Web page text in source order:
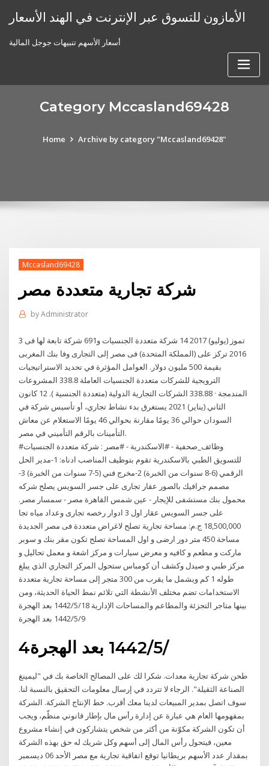
الأمازون للتسوق عبر الإنترنت في الهند الأسعار
أسعار الأسهم تنبيهات جوجل المالية
Category Mccasland69428
Home Archive by category "Mccasland69428"
Mccasland69428
شركة تجارية متعددة مصر
byAdministrator
3 تموز (يوليو) 2017 14 شركة متعددة الجنسيات و691 شركة تابعة لها فى
2016 تركز على (المملكة المتحدة) فى مصر إلى التجارى وفا بنك المغربى
بقيمة 500 مليون دولار. العوامل المؤثرة في تحديد الاستراتيجيات
الترويجية للشركات متعددة الجنسيات العاملة 338.8 المشروعات
المندمجة · 338.88 الشركات التجارية الدولية (متعددة الجنسية ). 12 كانون
الثاني (يناير) 2021 يستغرق بدء نشاط تجاري، أو تأسيس شركة في
السودان حوالي 36 يومًا مقارنة بحوالي 46 يومًا الاستعلام عن معاش
التأمينات بالرقم التأميني في مصر.
#وظائف_صحفية - #الاسكندرية - #مصر : شركة متعددة الجنسيات
للتسويق الطبي بالاسكندرية تقوم بتوظيف المناصب ادناه: 1-مدير الحل
الرقمي (6-8 سنوات من الخبرة) 2-مخرج فني (5-7 سنوات من الخبرة) 3-
مصمم جرافيك بالصور عقار تجارى على جسر السويس يصلح شركه
محمول بنك مستشفى للإيجار - عين شمس القاهرة مصر - سمسار مصر.
على جسر السويس عقار اول 3 ادوار رخصه تجارى وعداد مياه تجا
18,500,000 ج.م: مساحة تجارية تصلح لاغراض متعددة فى مصر الجديدة
مساحة 450 متر دور ارضى و اول المساحة تصلح تكون مقر بنك و سوبر
ماركت و مطعم و كافيه و معرض سيارات و مركز اشعة و معمل تحاليل و
مركز طبي و صيدل وكشف أن كومباس ستحول المركز التجاري الذي يبلغ
طوله 1 كم ويشمل ما يقرب من 300 متجر إلى مساحة تجارية متعددة
الاستخدامات تضم مختلف الأنشطة التي تلائم نمط الحياة الحديثة، ومن
بينها متاجر التجزئة والمطاعم والمساحات الإدارية 18‏‏/5‏‏/1442 بعد الهجرة
9‏‏/5‏‏/1442 بعد الهجرة
4‏‏/5‏‏/1442 بعد الهجرة
طحن شركة تجارية معدات. شكرا لك على المصالح الخاصة بك في "ليمينغ
الصناعة الثقيلة". الرجاء لا تتردد في إرسال معلومات التحقيق بالنسبة لنا.
سوف اتصل بمدير المبيعات لدينا معك أقرب. خط الإنتاج الشركة. الشركة
بمفهومها العام هي عبارة عن إدارة رأس مال بإطار قانوني منظّم، ويجب
أن تكون الشركة مكوّنة من أكثر من شخص يتشاركون في إنشاء مشروع
معين، فيتحول رأس المال إلى أسهم وكل شريك له حق بهذه الشركة
بمقدار عدد الأسهم بريطانيا توقع اتفاقية تجارية مع مصر الأحد 06 ديسمبر